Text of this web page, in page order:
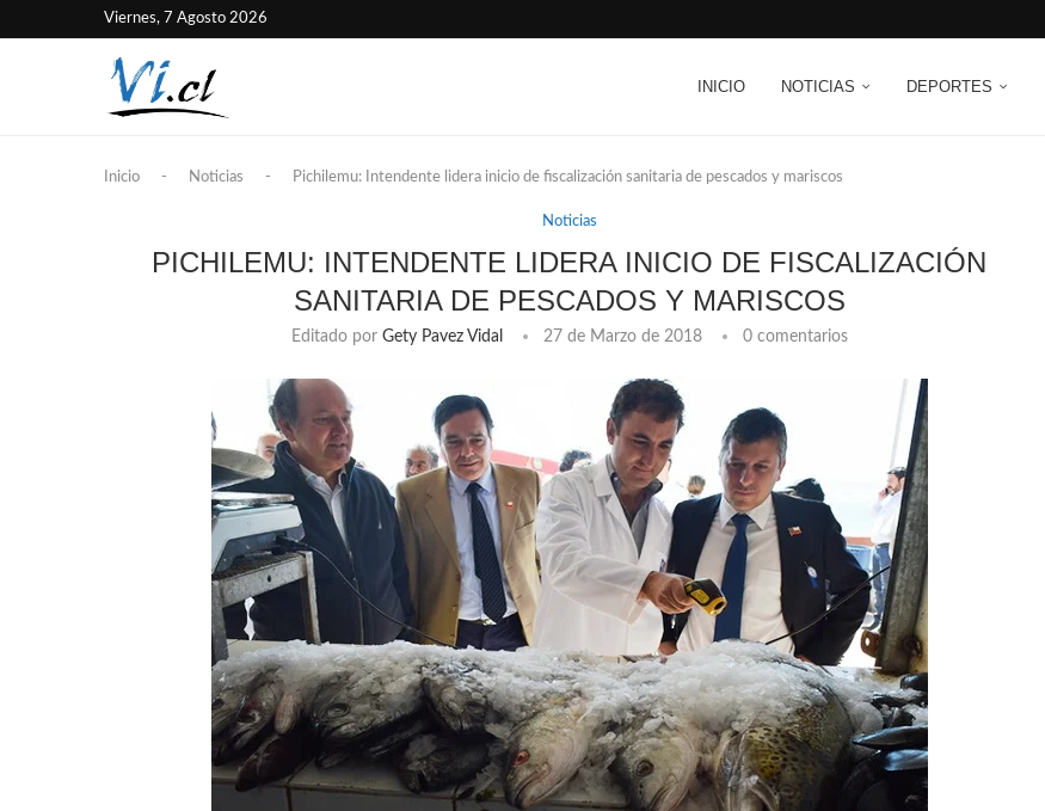
Viernes, 7 Agosto 2026
INICIO NOTICIAS DEPORTES
Inicio - Noticias - Pichilemu: Intendente lidera inicio de fiscalización sanitaria de pescados y mariscos
Noticias
PICHILEMU: INTENDENTE LIDERA INICIO DE FISCALIZACIÓN
SANITARIA DE PESCADOS Y MARISCOS
Editado por Gety Pavez Vidal 27 de Marzo de 2018 0 comentarios